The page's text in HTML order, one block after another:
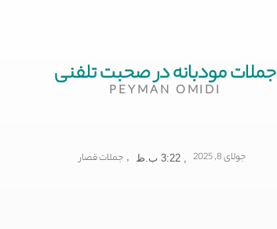
جملات مودبانه در صحبت تلفنی
PEYMAN OMIDI
جولای 8, 2025 3:22 ب.ظ , جملات قصار